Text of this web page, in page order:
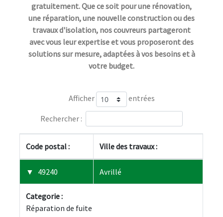
gratuitement. Que ce soit pour une rénovation,
une réparation, une nouvelle construction ou des
travaux d'isolation, nos couvreurs partageront
avec vous leur expertise et vous proposeront des
solutions sur mesure, adaptées à vos besoins et à
votre budget.
Afficher entrées
Rechercher :
Code postal : Ville des travaux :
49240 Avrillé
Categorie :
Réparation de fuite